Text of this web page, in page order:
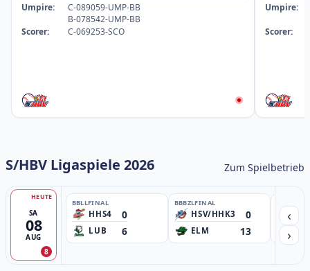
Umpire:
C-089059-UMP-BB
B-078542-UMP-BB
Scorer:
C-069253-SCO
Umpire:
Scorer:
S/HBV Ligaspiele 2026 Zum Spielbetrieb
SA
08
AUG
HEUTE
8
BBLLFINAL
HHS4 0
LUB 6
BBBZLFINAL
HSV/HHK3 0
ELM 13
‹
›